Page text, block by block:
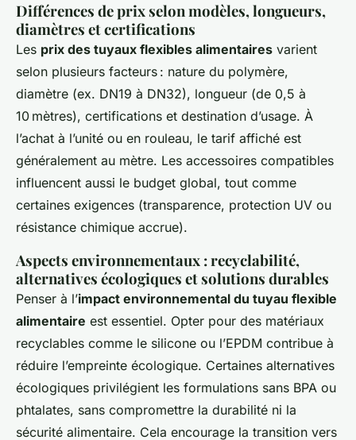
Différences de prix selon modèles, longueurs,
diamètres et certifications
Les prix des tuyaux flexibles alimentaires varient
selon plusieurs facteurs : nature du polymère,
diamètre (ex. DN19 à DN32), longueur (de 0,5 à
10 mètres), certifications et destination d’usage. À
l’achat à l’unité ou en rouleau, le tarif affiché est
généralement au mètre. Les accessoires compatibles
influencent aussi le budget global, tout comme
certaines exigences (transparence, protection UV ou
résistance chimique accrue).
Aspects environnementaux : recyclabilité,
alternatives écologiques et solutions durables
Penser à l’impact environnemental du tuyau flexible
alimentaire est essentiel. Opter pour des matériaux
recyclables comme le silicone ou l’EPDM contribue à
réduire l’empreinte écologique. Certaines alternatives
écologiques privilégient les formulations sans BPA ou
phtalates, sans compromettre la durabilité ni la
sécurité alimentaire. Cela encourage la transition vers